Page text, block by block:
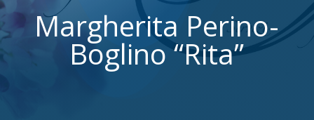
Margherita Perino-
Boglino “Rita”